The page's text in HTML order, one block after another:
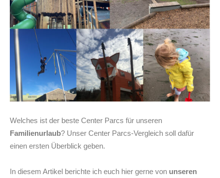
Welches ist der beste Center Parcs für unseren
Familienurlaub? Unser Center Parcs-Vergleich soll dafür
einen ersten Überblick geben.
In diesem Artikel berichte ich euch hier gerne von unseren